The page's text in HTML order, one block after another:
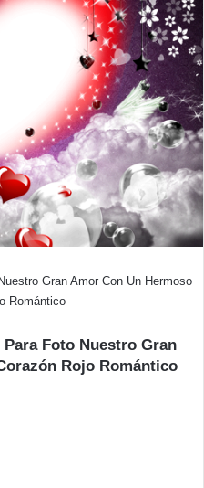
Gran Amor Con Un Hermoso
Romántico
Foto Nuestro Gran
Rojo Romántico